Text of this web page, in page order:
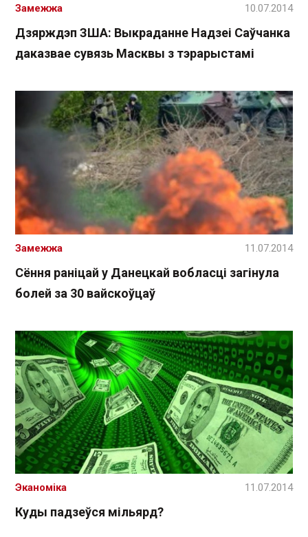
Дзярждэп ЗША: Выкраданне Надзеі Саўчанка
даказвае сувязь Масквы з тэрарыстамі
Замежжа 10.07.2014
Сёння раніцай у Данецкай вобласці загінула
болей за 30 вайскоўцаў
Замежжа 11.07.2014
Куды падзеўся мільярд?
Эканоміка 11.07.2014